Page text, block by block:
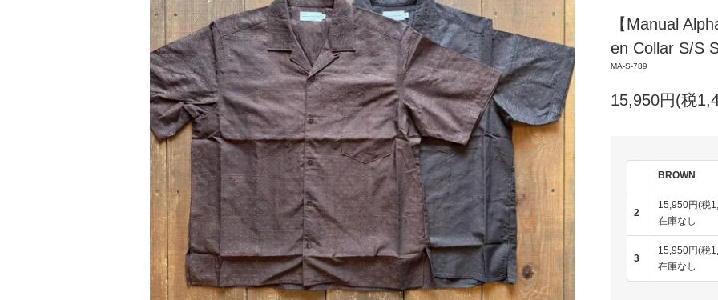
【Manual
en Collar S/S
MA-S-789
15,950円(税
BROWN
2
15,950円(税
在庫なし
3
15,950円(税
在庫なし